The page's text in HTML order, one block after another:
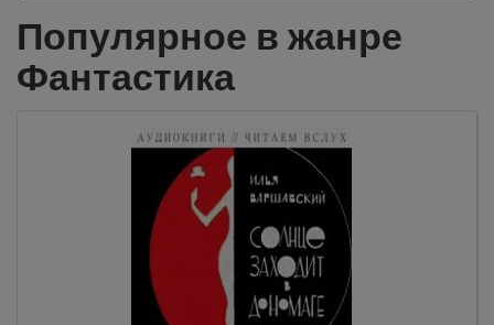
Популярное в жанре
Фантастика